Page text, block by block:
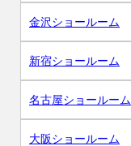
金沢ショールーム
新宿ショールーム
名古屋ショールーム
大阪ショールーム